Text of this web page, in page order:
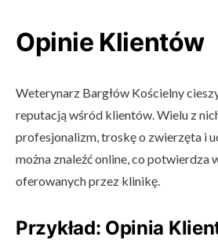
Opinie Klientów
Weterynarz Bargłów Kościelny
reputacją wśród klientów. Wielu z
profesjonalizm, troskę o zwierzęta i
można znaleźć online, co potwierdza
oferowanych przez klinikę.
Przykład: Opinia